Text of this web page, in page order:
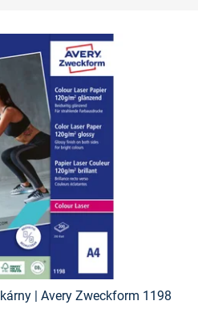
| Avery Zweckform 1198